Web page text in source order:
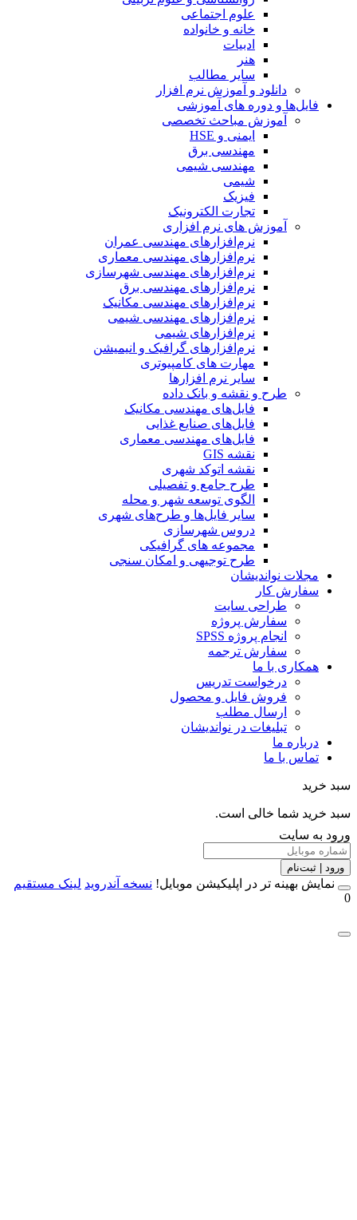
علوم اجتماعی
خانه و خانواده
ادبیات
هنر
سایر مطالب
دانلود و آموزش نرم افزار
فایل‌ها و دوره های آموزشی
آموزش مباحث تخصصی
ایمنی و HSE
مهندسی برق
مهندسی شیمی
شیمی
فیزیک
تجارت الکترونیک
آموزش های نرم افزاری
نرم‌افزارهای مهندسی عمران
نرم‌افزارهای مهندسی معماری
نرم‌افزارهای مهندسی شهرسازی
نرم‌افزارهای مهندسی برق
نرم‌افزارهای مهندسی مکانیک
نرم‌افزارهای مهندسی شیمی
نرم‌افزارهای شیمی
نرم‌افزارهای گرافیک و انیمیشن
مهارت های کامپیوتری
سایر نرم افزارها
طرح و نقشه و بانک داده
فایل‌های مهندسی مکانیک
فایل‌های صنایع غذایی
فایل‌های مهندسی معماری
نقشه GIS
نقشه اتوکد شهری
طرح جامع و تفصیلی
الگوی توسعه شهر و محله
سایر فایل‌ها و طرح‌های شهری
دروس شهرسازی
مجموعه های گرافیکی
طرح توجیهی و امکان سنجی
مجلات نواندیشان
سفارش کار
طراحی سایت
سفارش پروژه
انجام پروژه SPSS
سفارش ترجمه
همکاری با ما
درخواست تدریس
فروش فایل و محصول
ارسال مطلب
تبلیغات در نواندیشان
درباره ما
تماس با ما
خرید شما خالی است.
به سایت
| ثبت‌نام
بهینه تر در اپلیکیشن موبایل!نسخه آندروید لینک مستقیم